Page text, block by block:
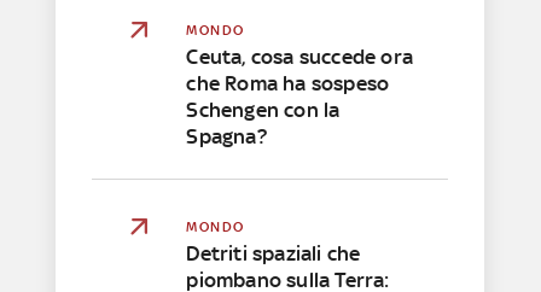
MONDO
Ceuta, cosa succede ora
che Roma ha sospeso
Schengen con la
Spagna?
MONDO
Detriti spaziali che
piombano sulla Terra: